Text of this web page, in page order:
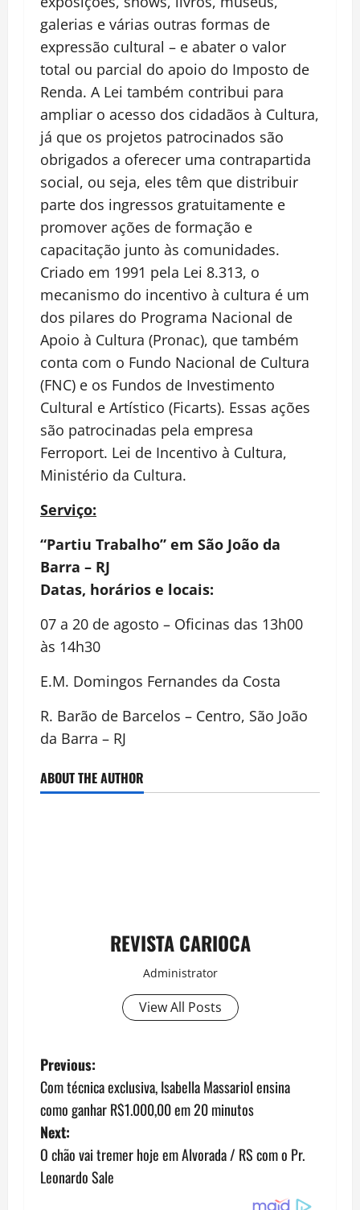
galerias e várias outras formas de
expressão cultural – e abater o valor
total ou parcial do apoio do Imposto de
Renda. A Lei também contribui para
ampliar o acesso dos cidadãos à Cultura,
já que os projetos patrocinados são
obrigados a oferecer uma contrapartida
social, ou seja, eles têm que distribuir
parte dos ingressos gratuitamente e
promover ações de formação e
capacitação junto às comunidades.
Criado em 1991 pela Lei 8.313, o
mecanismo do incentivo à cultura é um
dos pilares do Programa Nacional de
Apoio à Cultura (Pronac), que também
conta com o Fundo Nacional de Cultura
(FNC) e os Fundos de Investimento
Cultural e Artístico (Ficarts). Essas ações
são patrocinadas pela empresa
Ferroport. Lei de Incentivo à Cultura,
Ministério da Cultura.
Serviço:
“Partiu Trabalho” em São João da
Barra – RJ
Datas, horários e locais:
07 a 20 de agosto – Oficinas das 13h00
às 14h30
E.M. Domingos Fernandes da Costa
R. Barão de Barcelos – Centro, São João
da Barra – RJ
ABOUT THE AUTHOR
REVISTA CARIOCA
Administrator
View All Posts
P
o
s
t
Previous:
Com técnica exclusiva, Isabella Massariol ensina
como ganhar R$1.000,00 em 20 minutos
Next:
O chão vai tremer hoje em Alvorada / RS com o Pr.
Leonardo Sale